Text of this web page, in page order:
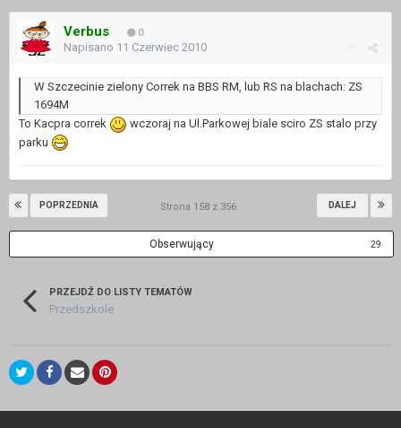
Verbus 0
Napisano 11 Czerwiec 2010
W Szczecinie zielony Correk na BBS RM, lub RS na blachach: ZS
1694M
To Kacpra correk
wczoraj na Ul.Parkowej biale sciro ZS stalo przy
parku
POPRZEDNIA DALEJ
Strona 158 z 356
Obserwujący 29
PRZEJDŹ DO LISTY TEMATÓW
Przedszkole